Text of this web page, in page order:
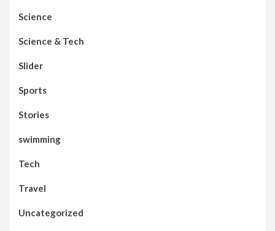
Science
Science & Tech
Slider
Sports
Stories
swimming
Tech
Travel
Uncategorized